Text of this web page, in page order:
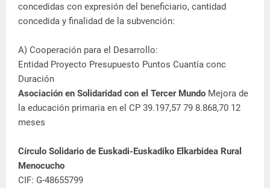
concedidas con expresión del beneficiario, cantidad
concedida y finalidad de la subvención:
A) Cooperación para el Desarrollo:
Entidad Proyecto Presupuesto Puntos Cuantía conc
Duración
Asociación en Solidaridad con el Tercer Mundo Mejora de
la educación primaria en el CP 39.197,57 79 8.868,70 12
meses
Círculo Solidario de Euskadi-Euskadiko Elkarbidea Rural
Menocucho
CIF: G-48655799